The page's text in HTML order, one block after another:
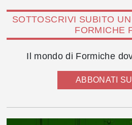
SOTTOSCRIVI SUBITO
FORMICHE
Il mondo di Formiche
ABBONATI